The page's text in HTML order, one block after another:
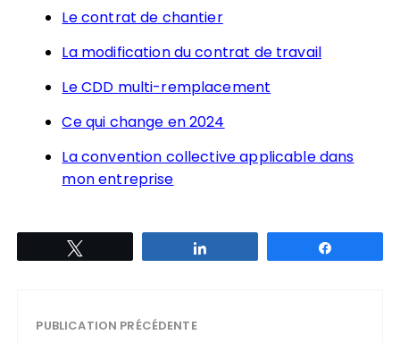
Le contrat de chantier
La modification du contrat de travail
Le CDD multi-remplacement
Ce qui change en 2024
La convention collective applicable dans
mon entreprise
PUBLICATION PRÉCÉDENTE